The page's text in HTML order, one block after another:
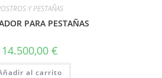
Y PESTAÑAS
PARA PESTAÑAS
14.500,00 €
al carrito